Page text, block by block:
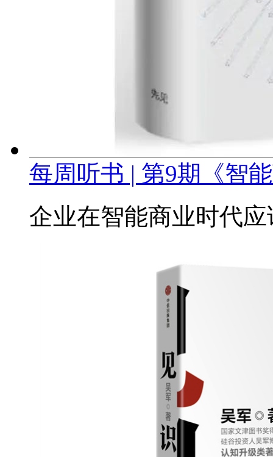
每周听书 | 第9期《智
企业在智能商业时代